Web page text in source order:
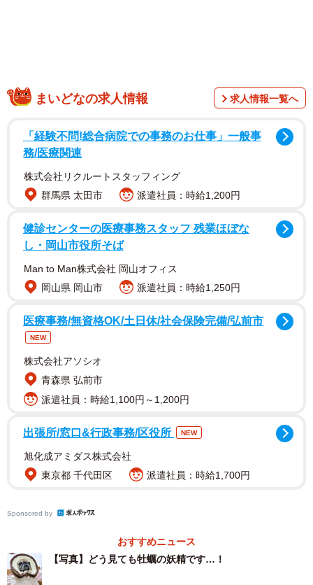
2/5
ヨーロッパ貴族のようにも見えるムーさん（画像提供：ムーさん）
うな姿に。この投稿に5万件超の“いいね”が寄せられ、ムー
さんは一躍注目を集めています。飼い主さん
まいどなの求人情報 求人情報一覧へ
「経験不問!総合病院での事務のお仕事」一般事
務/医療関連
株式会社リクルートスタッフィング
群馬県 太田市
派遣社員：時給1,200円
健診センターの医療事務スタッフ 残業ほぼな
し・岡山市役所そば
Man to Man株式会社 岡山オフィス
岡山県 岡山市
派遣社員：時給1,250円
医療事務/無資格OK/土日休/社会保険完備/弘前市
NEW
株式会社アソシオ
青森県 弘前市
派遣社員：時給1,100円～1,200円
出張所/窓口&行政事務/区役所 NEW
旭化成アミダス株式会社
東京都 千代田区
派遣社員：時給1,700円
Sponsored by
おすすめニュース
【写真】どう見ても牡蠣の妖精です…！